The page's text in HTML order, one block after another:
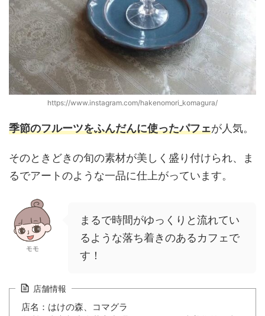
https://www.instagram.com/hakenomori_komagura/
季節のフルーツをふんだんに使ったパフェが人気。
そのときどきの旬の素材が美しく盛り付けられ、ま
るでアートのような一品に仕上がっています。
モモ
まるで時間がゆっくりと流れてい
るような落ち着きのあるカフェで
す！
店舗情報
店名：はけの森、コマグラ